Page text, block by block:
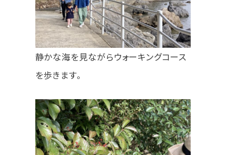
静かな海を見ながらウォーキングコース
を歩きます。